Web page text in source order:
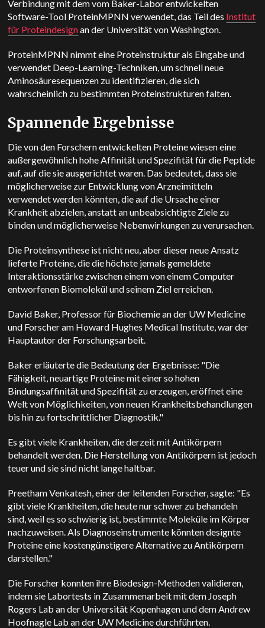
Verbindung mit dem vom Baker-Labor entwickelten
Software-Tool ProteinMPNN verwendet, das Teil des Institut
für Proteindesignan der Universität von Washington.
ProteinMPNN nimmt eine Proteinstruktur als Eingabe und
verwendet Deep-Learning-Techniken, um schnell neue
Aminosäuresequenzen zu identifizieren, die sich
wahrscheinlich zu bestimmten Proteinstrukturen falten.
Spannende Ergebnisse
Die von den Forschern entwickelten Proteine wiesen eine
außergewöhnlich hohe Affinität und Spezifität für die Peptide
auf, auf die sie ausgerichtet waren. Das bedeutet, dass sie
möglicherweise zur Entwicklung von Arzneimitteln
verwendet werden könnten, die auf die Ursache einer
Krankheit abzielen, anstatt an unbeabsichtigte Ziele zu
binden und möglicherweise Nebenwirkungen zu verursachen.
Die Proteinsynthese ist nicht neu, aber dieser neue Ansatz
lieferte Proteine, die die höchste jemals gemeldete
Interaktionsstärke zwischen einem von einem Computer
entworfenen Biomolekül und seinem Ziel erreichen.
David Baker, Professor für Biochemie an der UW Medicine
und Forscher am Howard Hughes Medical Institute, war der
Hauptautor der Forschungsarbeit.
Baker erläuterte die Bedeutung der Ergebnisse: "Die
Fähigkeit, neuartige Proteine mit einer so hohen
Bindungsaffinität und Spezifität zu erzeugen, eröffnet eine
Welt von Möglichkeiten, von neuen Krankheitsbehandlungen
bis hin zu fortschrittlicher Diagnostik."
Es gibt viele Krankheiten, die derzeit mit Antikörpern
behandelt werden. Die Herstellung von Antikörpern ist jedoch
teuer und sie sind nicht lange haltbar.
Preetham Venkatesh, einer der leitenden Forscher, sagte: "Es
gibt viele Krankheiten, die heute nur schwer zu behandeln
sind, weil es so schwierig ist, bestimmte Moleküle im Körper
nachzuweisen. Als Diagnoseinstrumente könnten designte
Proteine eine kostengünstigere Alternative zu Antikörpern
darstellen."
Die Forscher konnten ihre Biodesign-Methoden validieren,
indem sie Labortests in Zusammenarbeit mit dem Joseph
Rogers Lab an der Universität Kopenhagen und dem Andrew
Hoofnagle Lab an der UW Medicine durchführten.